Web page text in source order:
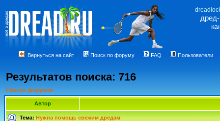
Вернуться на сайт Поиск по форуму FAQ Пользователи
Результатов поиска: 716
Список форумов
Автор
Тема: Нужна помощь свежим дредам